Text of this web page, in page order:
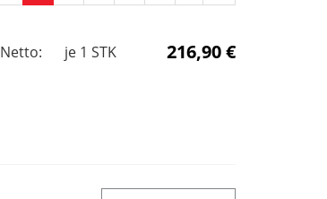
Netto: je 1 STK 216,90 €